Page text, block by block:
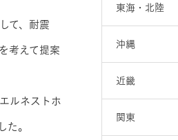
て、耐震
考えて提案
ルネストホ
。
東海・北陸
沖縄
近畿
関東